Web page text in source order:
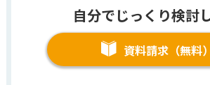
自分でじっくり検討
資料請求（無料）